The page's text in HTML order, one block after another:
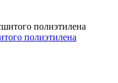
полиэтилена